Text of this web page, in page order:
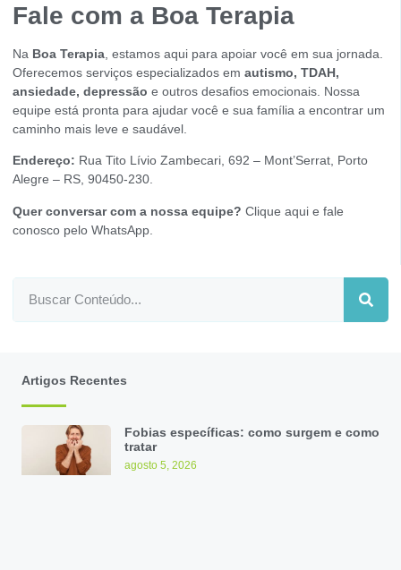
Fale com a Boa Terapia
Na Boa Terapia , estamos aqui para apoiar você em sua jornada.
Oferecemos serviços especializados em autismo, TDAH,
ansiedade, depressão e outros desafios emocionais. Nossa
equipe está pronta para ajudar você e sua família a encontrar um
caminho mais leve e saudável.
Endereço: Rua Tito Lívio Zambecari, 692 – Mont’Serrat, Porto
Alegre – RS, 90450-230.
Quer conversar com a nossa equipe? Clique aqui e fale
conosco pelo WhatsApp
Artigos Recentes
Fobias específicas: como surgem e como
tratar
agosto 5, 2026